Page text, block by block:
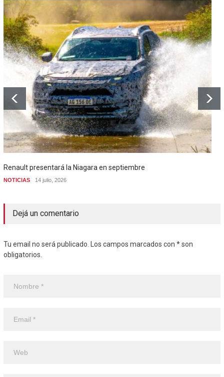
Renault presentará la Niagara en septiembre
NOTICIAS 14 julio, 2026
Dejá un comentario
Tu email no será publicado. Los campos marcados con * son
obligatorios.